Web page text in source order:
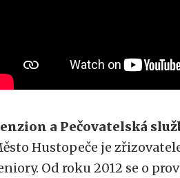
a Pečovatelská
Hustopeče je
Od roku 2012 se o